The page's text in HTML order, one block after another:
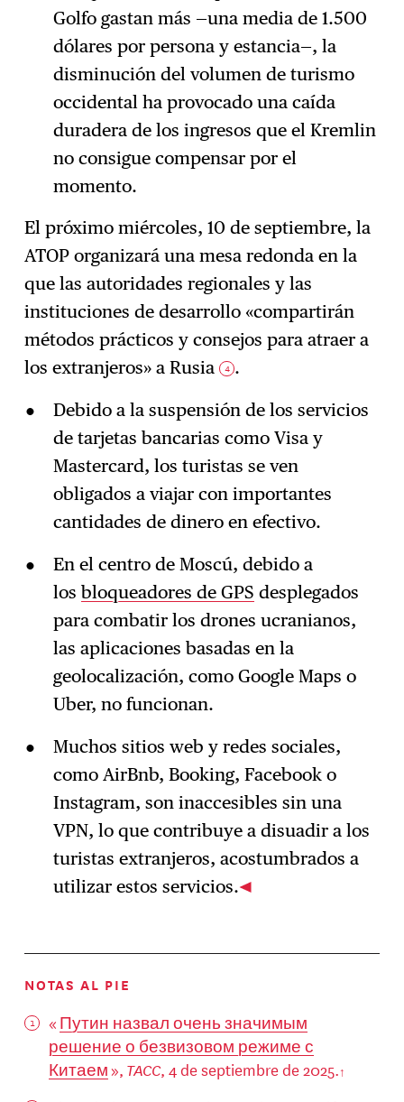
Golfo gastan más —una media de 1.500
dólares por persona y estancia—, la
disminución del volumen de turismo
occidental ha provocado una caída
duradera de los ingresos que el Kremlin
no consigue compensar por el
momento.
El próximo miércoles, 10 de septiembre, la
ATOP organizará una mesa redonda en la
que las autoridades regionales y las
instituciones de desarrollo «compartirán
métodos prácticos y consejos para atraer a
los extranjeros» a Rusia 4 .
Debido a la suspensión de los servicios
de tarjetas bancarias como Visa y
Mastercard, los turistas se ven
obligados a viajar con importantes
cantidades de dinero en efectivo.
En el centro de Moscú, debido a
los bloqueadores de GPS desplegados
para combatir los drones ucranianos,
las aplicaciones basadas en la
geolocalización, como Google Maps o
Uber, no funcionan.
Muchos sitios web y redes sociales,
como AirBnb, Booking, Facebook o
Instagram, son inaccesibles sin una
VPN, lo que contribuye a disuadir a los
turistas extranjeros, acostumbrados a
utilizar estos servicios.
NOTAS AL PIE
« Путин назвал очень значимым
решение о безвизовом режиме с
Китаем», TACC, 4 de septiembre de 2025.